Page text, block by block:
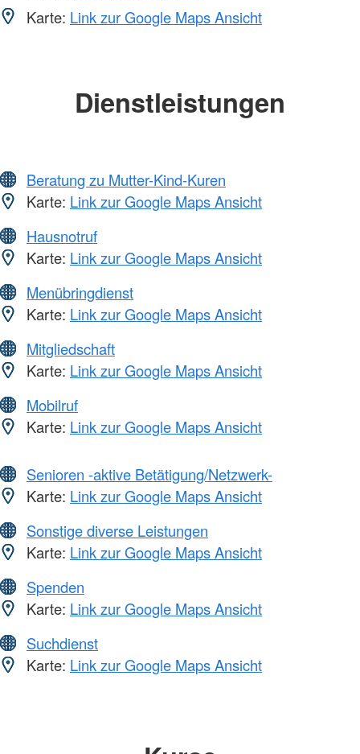
Karte: Link zur Google Maps Ansicht
Dienstleistungen
Beratung zu Mutter-Kind-Kuren
Karte: Link zur Google Maps Ansicht
Hausnotruf
Karte: Link zur Google Maps Ansicht
Menübringdienst
Karte: Link zur Google Maps Ansicht
Mitgliedschaft
Karte: Link zur Google Maps Ansicht
Mobilruf
Karte: Link zur Google Maps Ansicht
Senioren -aktive Betätigung/Netzwerk-
Karte: Link zur Google Maps Ansicht
Sonstige diverse Leistungen
Karte: Link zur Google Maps Ansicht
Spenden
Karte: Link zur Google Maps Ansicht
Suchdienst
Karte: Link zur Google Maps Ansicht